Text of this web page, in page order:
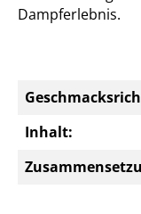
Dampferlebnis.
Inhalt: